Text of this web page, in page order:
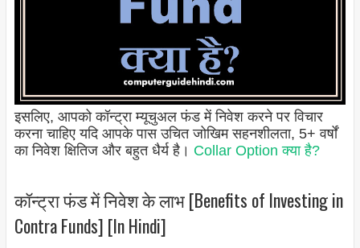
इसलिए, आपको कॉन्ट्रा म्यूचुअल फंड में निवेश करने पर विचार
करना चाहिए यदि आपके पास उचित जोखिम सहनशीलता, 5+ वर्षों
का निवेश क्षितिज और बहुत धैर्य है। Collar Option क्या है?
कॉन्ट्रा फंड में निवेश के लाभ [Benefits of Investing in
Contra Funds] [In Hindi]